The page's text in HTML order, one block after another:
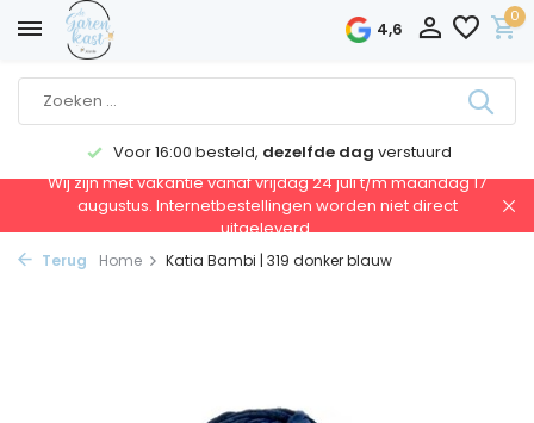
4,6
0
Voor 16:00 besteld, dezelfde dag verstuurd
Wij zijn met vakantie vanaf vrijdag 24 juli t/m maandag 17
augustus. Internetbestellingen worden niet direct
uitgeleverd.
Terug Home Katia Bambi | 319 donker blauw